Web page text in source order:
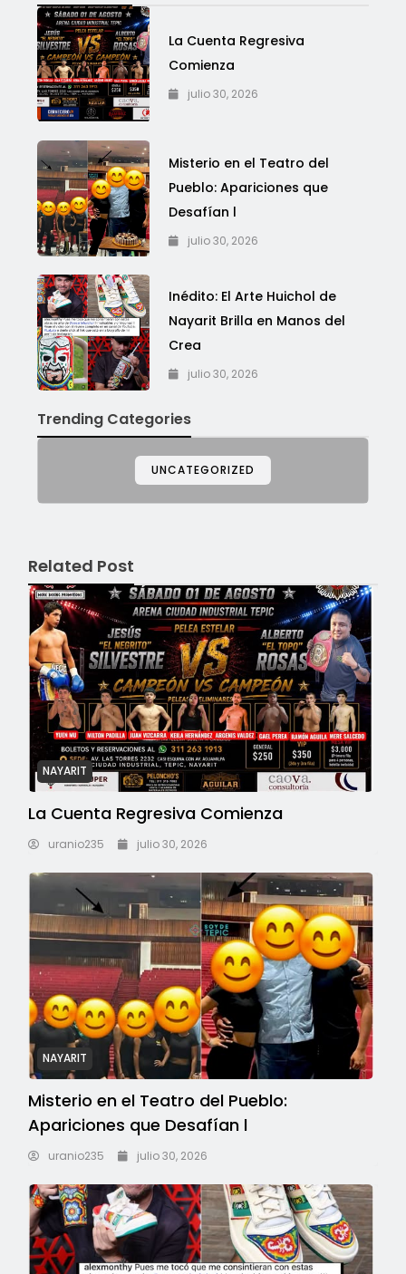
La Cuenta Regresiva
Comienza
julio 30, 2026
Misterio en el Teatro del
Pueblo: Apariciones que
Desafían l
julio 30, 2026
Inédito: El Arte Huichol de
Nayarit Brilla en Manos del
Crea
julio 30, 2026
Trending Categories
UNCATEGORIZED
Related Post
NAYARIT
La Cuenta Regresiva Comienza
uranio235 julio 30, 2026
NAYARIT
Misterio en el Teatro del Pueblo:
Apariciones que Desafían l
uranio235 julio 30, 2026